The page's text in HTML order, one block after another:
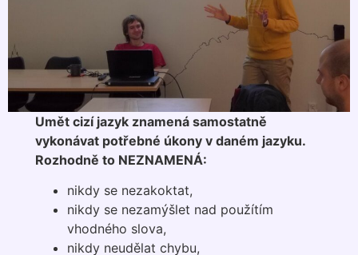
Umět cizí jazyk znamená samostatně
vykonávat potřebné úkony v daném jazyku.
Rozhodně to NEZNAMENÁ:
nikdy se nezakoktat,
nikdy se nezamýšlet nad použítím
vhodného slova,
nikdy neudělat chybu,